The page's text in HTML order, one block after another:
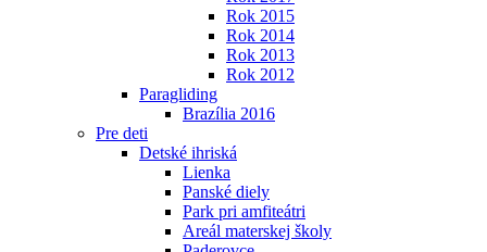
Rok 2015
Rok 2014
Rok 2013
Rok 2012
Paragliding
Brazília 2016
Pre deti
Detské ihriská
Lienka
Panské diely
Park pri amfiteátri
Areál materskej školy